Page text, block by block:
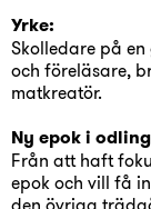
Yrke:
Skolledare på
och föreläsare,
matkreatör.
Ny epok i
Från att haft
epok och vill få